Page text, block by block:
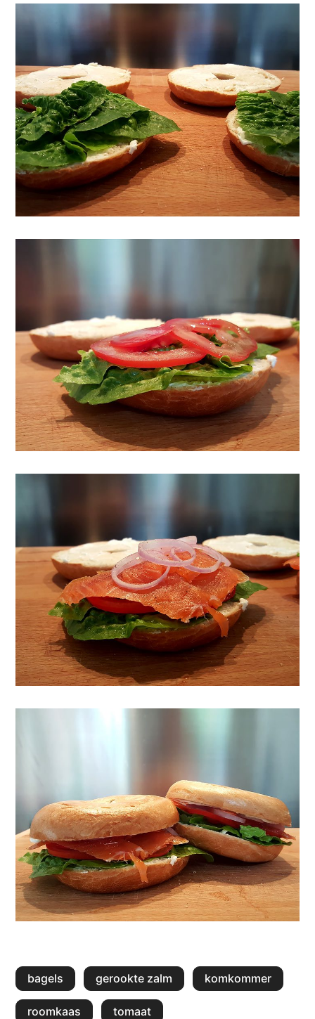
bagels gerookte zalm komkommer
roomkaas tomaat